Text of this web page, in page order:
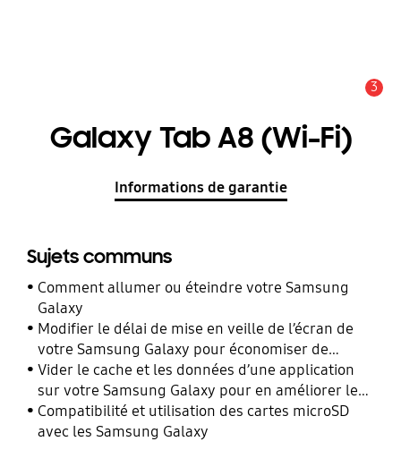
3
Galaxy Tab A8 (Wi-Fi)
Informations de garantie
Sujets communs
Comment allumer ou éteindre votre Samsung
Galaxy
Modifier le délai de mise en veille de l’écran de
votre Samsung Galaxy pour économiser de
l’énergie
Vider le cache et les données d’une application
sur votre Samsung Galaxy pour en améliorer les
performances
Compatibilité et utilisation des cartes microSD
avec les Samsung Galaxy